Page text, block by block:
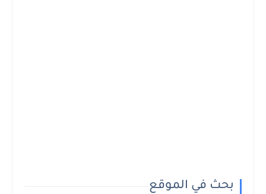
بحث في الموقع